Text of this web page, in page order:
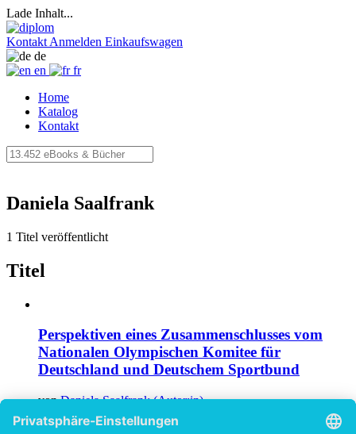
Lade Inhalt...
Kontakt Anmelden Einkaufswagen
de
en
fr
Home
Katalog
Kontakt
Daniela Saalfrank
1 Titel veröffentlicht
Titel
Perspektiven eines Zusammenschlusses vom
Nationalen Olympischen Komitee für
Deutschland und Deutschem Sportbund
vonDaniela Saalfrank (Autor:in)
©2005 Diplomarbeit